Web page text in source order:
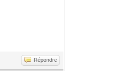
Répondre